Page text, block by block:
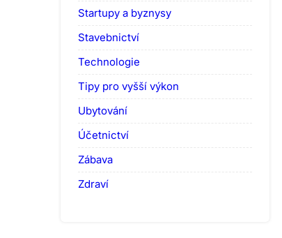
Startupy a byznysy
Stavebnictví
Technologie
Tipy pro vyšší výkon
Ubytování
Účetnictví
Zábava
Zdraví